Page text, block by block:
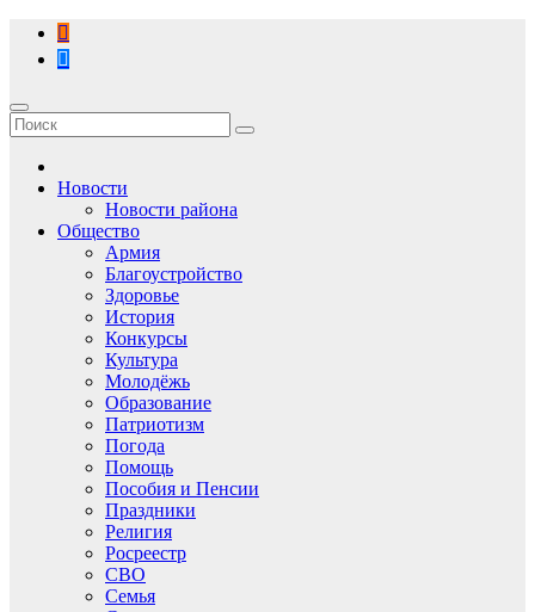
Перейти
содержимому
Новости
Новости района
Общество
Армия
Благоустройство
Здоровье
История
Конкурсы
Культура
Молодёжь
Образование
Патриотизм
Погода
Помощь
Пособия и Пенсии
Праздники
Религия
Росреестр
СВО
Семья